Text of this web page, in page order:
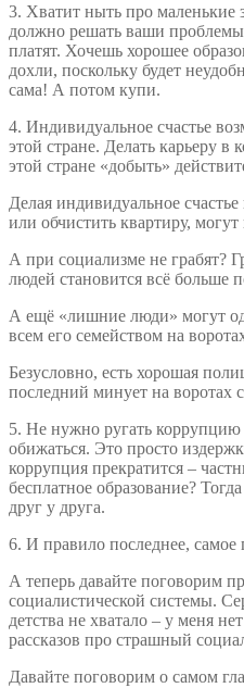
3. Хватит ныть про маленькие
должно решать ваши
платят. Хочешь хорошее
дохли, поскольку будет
сама! А потом купи.
4. Индивидуальное счастье
этой стране. Делать карьеру
этой стране «добыть»
Делая индивидуальное
или обчистить квартиру,
А при социализме не грабят?
людей становится всё больше
А ещё «лишние люди» могут
всем его семейством на
Безусловно, есть хорошая
последний минует на воротах
5. Не нужно ругать коррупцию
обижаться. Это просто
коррупция прекратится –
бесплатное образование?
друг у друга.
6. И правило последнее,
А теперь давайте поговорим
социалистической системы.
детства не хватало – у меня
рассказов про страшный
Давайте поговорим о самом